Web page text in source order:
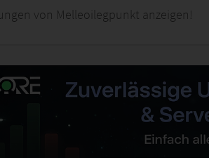
von Melleoilegpunkt anzeigen!